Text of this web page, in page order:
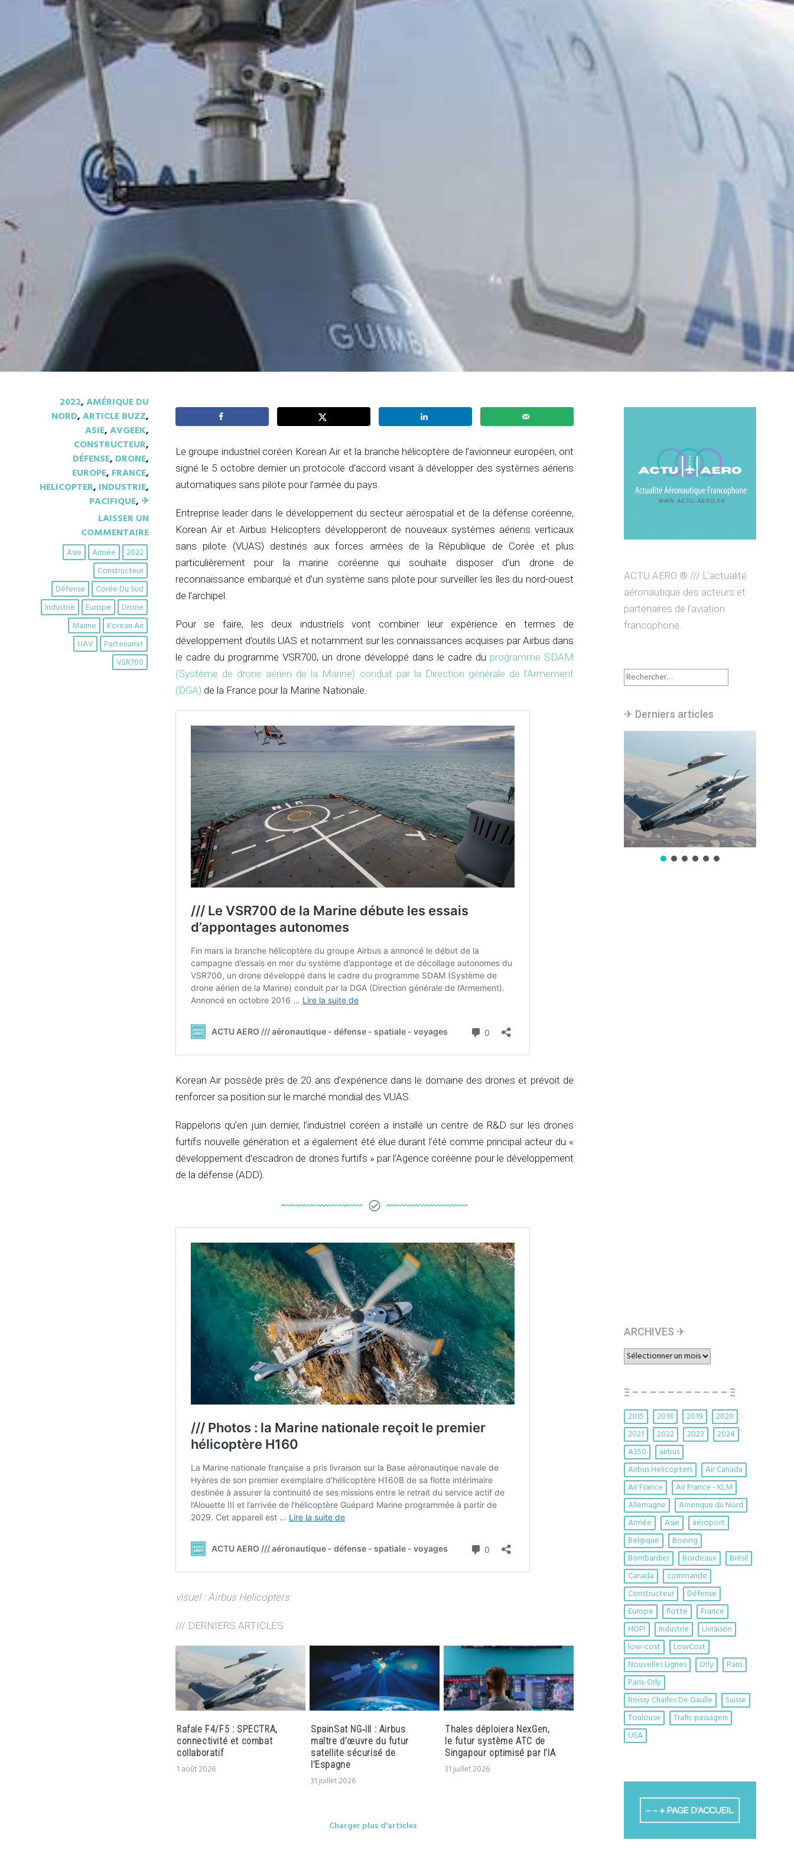
/// Drones : Korean Air se rapproche d’Airbus Helicopters
11 octobre 2022
Lire la Suite
2022,AMÉRIQUE DU
NORD,ARTICLE BUZZ,
ASIE,AVGEEK,
CONSTRUCTEUR,
DÉFENSE, DRONE,
EUROPE, FRANCE,
HELICOPTER, INDUSTRIE,
PACIFIQUE, ✈︎
LAISSER UN
COMMENTAIRE
2022
Armée
Asie
Constructeur
Corée Du Sud
Défense
Drone
Europe
Industrie
Korean Air
Marine
Partenariat
UAV
VSR700
Le groupe industriel coréen Korean Air et la branche hélicoptère de l’avionneur européen, ont
signé le 5 octobre dernier un protocole d’accord visant à développer des systèmes aériens
automatiques sans pilote pour l’armée du pays.
Entreprise leader dans le développement du secteur aérospatial et de la défense coréenne,
Korean Air et Airbus Helicopters développeront de nouveaux systèmes aériens verticaux
sans pilote (VUAS) destinés aux forces armées de la République de Corée et plus
particulièrement pour la marine coréenne qui souhaite disposer d’un drone de
reconnaissance embarqué et d’un système sans pilote pour surveiller les îles du nord-ouest
de l’archipel.
Pour se faire, les deux industriels vont combiner leur expérience en termes de
développement d’outils UAS et notamment sur les connaissances acquises par Airbus dans
le cadre du programme VSR700, un drone développé dans le cadre du programme SDAM
(Système de drone aérien de la Marine) conduit par la Direction générale de l’Armement
(DGA) de la France pour la Marine Nationale.
Korean Air possède près de 20 ans d’expérience dans le domaine des drones et prévoit de
renforcer sa position sur le marché mondial des VUAS.
Rappelons qu’en juin dernier, l’industriel coréen a installé un centre de R&D sur les drones
furtifs nouvelle génération et a également été élue durant l’été comme principal acteur du «
développement d’escadron de drones furtifs » par l’Agence coréenne pour le développement
de la défense (ADD).
visuel : Airbus Helicopters
/// DERNIERS ARTICLES
Rafale F4/F5 : SPECTRA,
connectivité et combat
collaboratif
1 août 2026
SpainSat NG‑III : Airbus
maître d’œuvre du futur
satellite sécurisé de
l’Espagne
31 juillet 2026
Thales déploiera NexGen,
le futur système ATC de
Singapour optimisé par l’IA
31 juillet 2026
Charger plus d'articles
ACTU AERO ® /// L’actualité
aéronautique des acteurs et
partenaires de l’aviation
francophone.
Rechercher :
✈︎ Derniers articles
ARCHIVES ✈︎
ARCHIVES
✈︎
Ξ – – – – – – – – – – – Ξ
2015 2018 2019
2020
2021
2022 2023
2024
A350
airbus
Airbus Helicopters
Air Canada
Air France
Air France - KLM
Allemagne
Amerique du Nord
Armée
Asie
aéroport
Belgique
Boeing
Bombardier
Bordeaux
Brésil
Canada
commande
Constructeur
Défense
Europe
flotte
France
HOP!
Industrie
Livraison
low-cost
LowCost
Nouvelles Lignes
Orly
Paris
Paris-Orly
Roissy Charles De Gaulle
Suisse
Toulouse
Trafic passagers
USA